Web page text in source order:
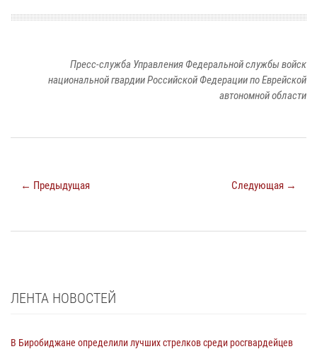
Пресс-служба Управления Федеральной службы войск
национальной гвардии Российской Федерации по Еврейской
автономной области
← Предыдущая Следующая →
ЛЕНТА НОВОСТЕЙ
В Биробиджане определили лучших стрелков среди росгвардейцев